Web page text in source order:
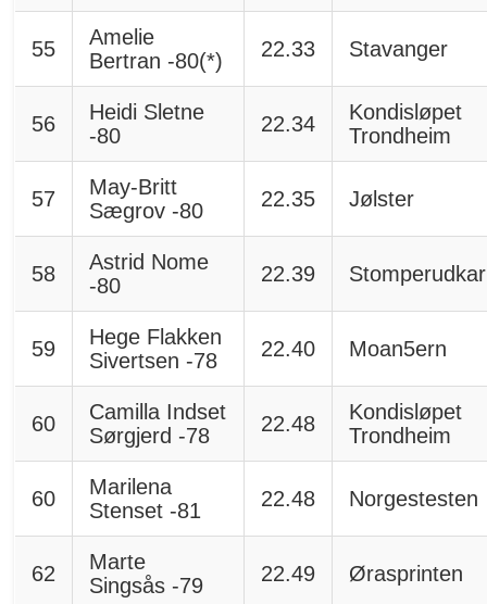
55
Amelie
Bertran -80(*)
22.33 Stavanger
56
Heidi Sletne
-80
22.34
Kondisløpet
Trondheim
57
May-Britt
Sægrov -80
22.35 Jølster
58
Astrid Nome
-80
22.39
59
Hege Flakken
Sivertsen -78
22.40 Moan5ern
60
Camilla Indset
Sørgjerd -78
22.48
Kondisløpet
Trondheim
60
Marilena
Stenset -81
22.48 Norgestesten
62
Marte
Singsås -79
22.49 Ørasprinten